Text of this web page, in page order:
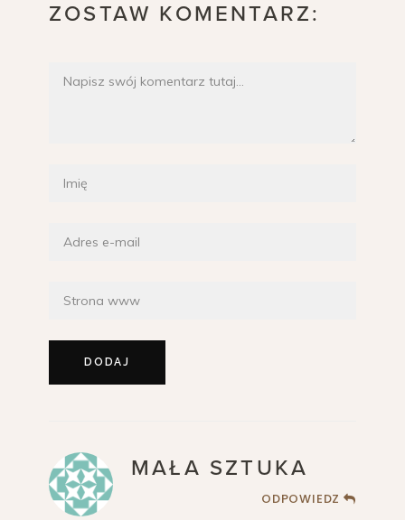
ZOSTAW KOMENTARZ:
MAŁA SZTUKA
ODPOWIEDZ